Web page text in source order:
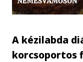
A kézilabda
korcsoportos